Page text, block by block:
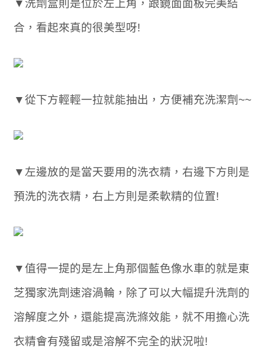
▼洗劑盒則是位於左上角，跟鏡面面板完美結
合，看起來真的很美型呀!
▼從下方輕輕一拉就能抽出，方便補充洗潔劑~~
▼左邊放的是當天要用的洗衣精，右邊下方則是
預洗的洗衣精，右上方則是柔軟精的位置!
▼值得一提的是左上角那個藍色像水車的就是東
芝獨家洗劑速溶渦輪，除了可以大幅提升洗劑的
溶解度之外，還能提高洗滌效能，就不用擔心洗
衣精會有殘留或是溶解不完全的狀況啦!